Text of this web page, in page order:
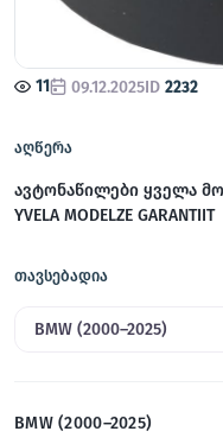
11 09.12.2025ID 2232
აღწერა
ავტონაწილები ყველა
YVELA MODELZE GARANTIIT
თავსებადია
BMW (2000–2025)
BMW (2000–2025)